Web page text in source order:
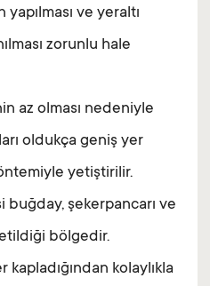
yapılması ve yeraltı
zorunlu hale
az olması nedeniyle
oldukça geniş yer
yetiştirilir.
buğday, şekerpancarı ve
bölgedir.
kolaylıkla